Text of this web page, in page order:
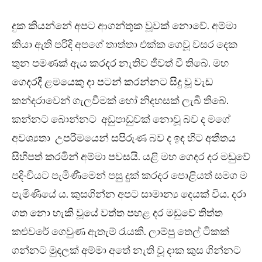
දුක කියන්නේ අපට ආගන්තුක වූවක් නොවේ. අම්මා
කියා ඇති පරිදි අපගේ තාත්තා එක්ක ගෙවූ වසර දෙක
තුන පමණක් ඇය කරදර නැතිව ජීවත් වී තිබේ. මහ
ගෙදරදී ළමයෙකු දා පටන් කරන්නට සිදු වූ වැඩ
කන්දරාවෙන් ගැලවීමක් හෝ නිදහසක් ලැබී තිබේ.
කන්නට බොන්නට අඩුපාඩුවක් නොවූ බව ද මගේ
අවශ්‍යතා උපරිමයෙන් සපිරුණ බව ද ඉඳ හිට අතීතය
සිහිපත් කරමින් අම්මා පවසයි. යළි මහ ගෙදර දර මඩුවේ
පදිංචියට පැමිණීමෙන් පසු දුක් කරදර පොළියත් සමග ම
පැමිණියේ ය. කුසගින්න අපට සාමාන්‍ය දෙයක් විය. දරා
ගත නො හැකි වූයේ වත්ත පහළ දර මඩුවේ තිත්ත
කළුවරේ ගෙවුණ ඇතැම් රැයකි. ලාම්පු තෙල් ටිකක්
ගන්නට මුදලක් අම්මා අතේ නැති වූ දාක කුස ගින්නට